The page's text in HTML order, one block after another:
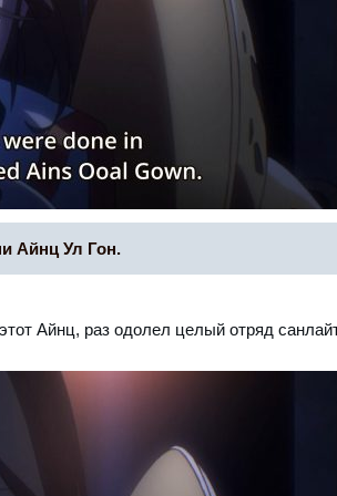
Айнц Ул Гон.
Айнц, раз одолел целый отряд